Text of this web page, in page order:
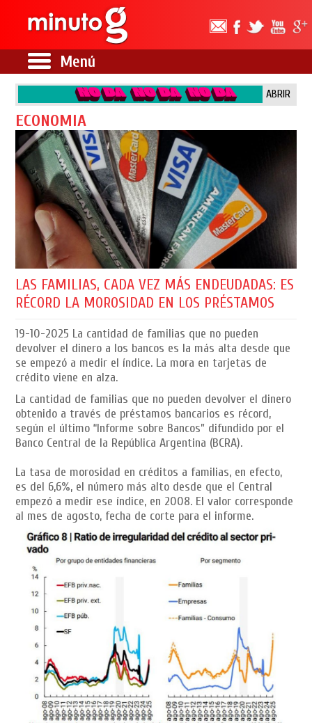
Menú
ABRIR
ECONOMIA
LAS FAMILIAS, CADA VEZ MÁS ENDEUDADAS: ES
RÉCORD LA MOROSIDAD EN LOS PRÉSTAMOS
19-10-2025 La cantidad de familias que no pueden
devolver el dinero a los bancos es la más alta desde que
se empezó a medir el índice. La mora en tarjetas de
crédito viene en alza.
La cantidad de familias que no pueden devolver el dinero
obtenido a través de préstamos bancarios es récord,
según el último “Informe sobre Bancos” difundido por el
Banco Central de la República Argentina (BCRA).
La tasa de morosidad en créditos a familias, en efecto,
es del 6,6%, el número más alto desde que el Central
empezó a medir ese índice, en 2008. El valor corresponde
al mes de agosto, fecha de corte para el informe.